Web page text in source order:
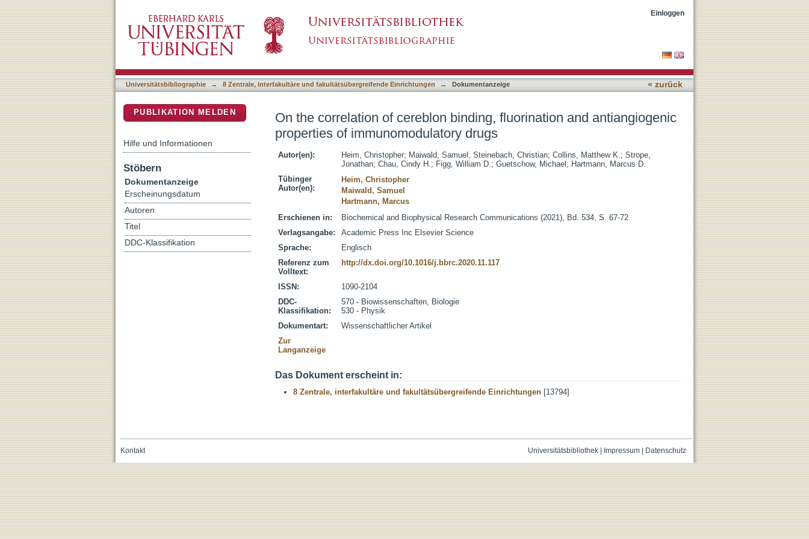
immunomodulatory drugs
Einloggen
Universitätsbibliographie → 8 Zentrale, interfakultäre und fakultätsübergreifende Einrichtungen → Dokumentanzeige « zurück
On the correlation of cereblon binding, fluorination and antiangiogenic
properties of immunomodulatory drugs
Autor(en): Heim, Christopher; Maiwald, Samuel ; Steinebach, Christian; Collins, Matthew K.; Strope,
Jonathan; Chau, Cindy H.; Figg, William D.; Guetschow, Michael ; Hartmann, Marcus D.
Tübinger
Autor(en):
Heim, Christopher
Maiwald, Samuel
Hartmann, Marcus
Erschienen in:
Biochemical and Biophysical Research Communications (2021), Bd. 534, S. 67-72
Verlagsangabe:
Academic Press Inc Elsevier Science
Sprache:
Englisch
Referenz zum
Volltext:
http://dx.doi.org/10.1016/j.bbrc.2020.11.117
ISSN:
1090-2104
DDC-
Klassifikation:
570 - Biowissenschaften, Biologie
530 - Physik
Dokumentart:
Wissenschaftlicher Artikel
Zur
Langanzeige
Das Dokument erscheint in:
8 Zentrale, interfakultäre und fakultätsübergreifende Einrichtungen [13794]
PUBLIKATION MELDEN
Hilfe und Informationen
Stöbern
Dokumentanzeige
Erscheinungsdatum
Autoren
Titel
DDC-Klassifikation
Universitätsbibliothek| Impressum| Datenschutz
Kontakt